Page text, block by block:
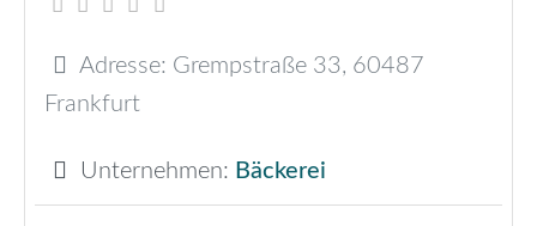
Adresse: Grempstraße 33, 60487
Frankfurt
Unternehmen: Bäckerei